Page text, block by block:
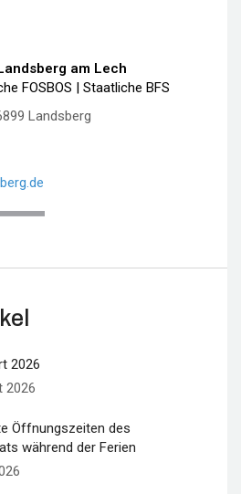
am Lech
FOSBOS | Staatliche BFS
Landsberg
2026
2026
Öffnungszeiten des
während der Ferien